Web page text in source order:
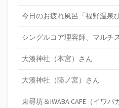
今日のお疲れ風呂「福野温泉
シングルコア理容師、マルチ
大湊神社（本宮）さん
大湊神社（陸ノ宮）さん
東尋坊＆IWABA CAFE（イワバ